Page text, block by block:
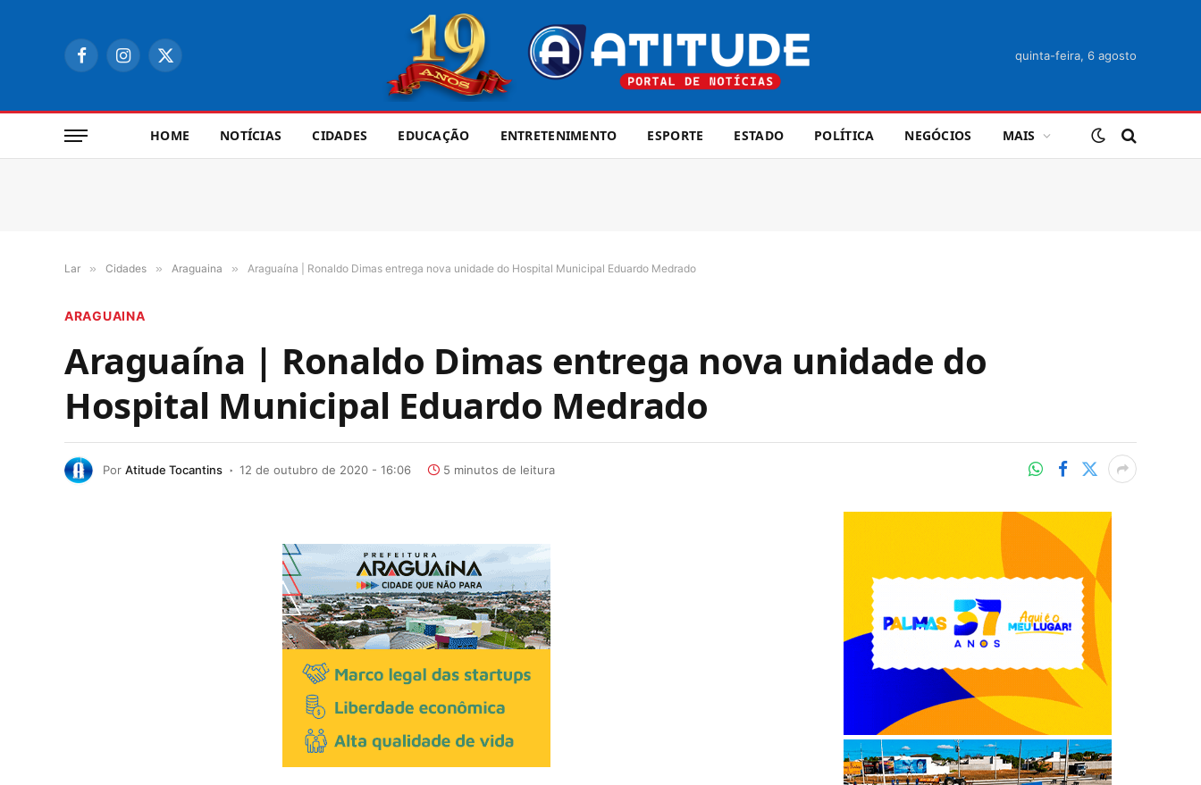
FacebookInstagram
X
quinta-feira, 6 agosto
HOME NOTÍCIAS CIDADES EDUCAÇÃO ENTRETENIMENTO ESPORTE ESTADO POLÍTICA NEGÓCIOS MAIS
Lar » Cidades » Araguaina » Araguaína | Ronaldo Dimas entrega nova unidade do Hospital Municipal Eduardo Medrado
ARAGUAINA
Araguaína | Ronaldo Dimas entrega nova unidade do
Hospital Municipal Eduardo Medrado
Por Atitude Tocantins 12 de outubro de 2020 - 16:06 5 minutos de leitura